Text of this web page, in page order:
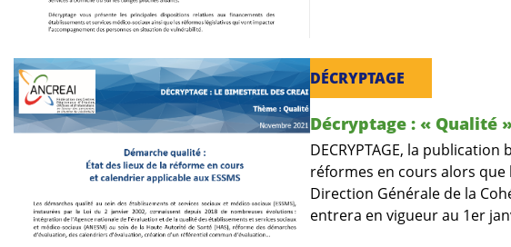
DÉCRYPTAGE
Décryptage : « Qualité
DECRYPTAGE, la
réformes en cours alors que
Direction Générale de la
entrera en vigueur au 1er